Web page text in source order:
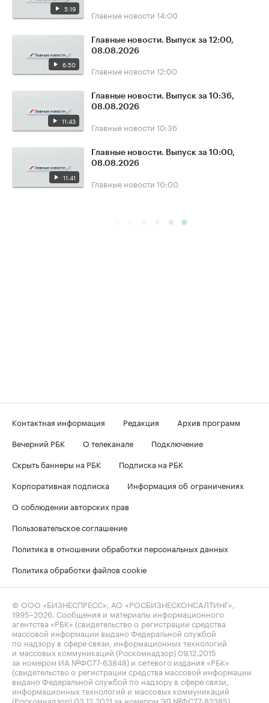
5:19 Главные новости 14:00
6:50
Главные новости. Выпуск за 12:00,
08.08.2026
Главные новости 12:00
11:43
Главные новости. Выпуск за 10:36,
08.08.2026
Главные новости 10:36
11:41
Главные новости. Выпуск за 10:00,
08.08.2026
Главные новости 10:00
Контактная информация Редакция
Архив программ
Вечерний РБК
О телеканале
Подключение
Скрыть баннеры на РБК
Подписка на РБК
Корпоративная подписка
Информация об ограничениях
О соблюдении авторских прав
Пользовательское соглашение
Политика в отношении обработки персональных данных
Политика обработки файлов cookie
© ООО «БИЗНЕСПРЕСС», АО «РОСБИЗНЕСКОНСАЛТИНГ»,
1995–2026 . Сообщения и материалы информационного
агентства «РБК» (свидетельство о регистрации средства
массовой информации выдано Федеральной службой
по надзору в сфере связи, информационных технологий
и массовых коммуникаций (Роскомнадзор) 09.12.2015
за номером ИА №ФС77-63848) и сетевого издания «РБК»
(свидетельство о регистрации средства массовой информации
выдано Федеральной службой по надзору в сфере связи,
информационных технологий и массовых коммуникаций
(Роскомнадзор) 03.12.2021 за номером ЭЛ №ФС77-82385)